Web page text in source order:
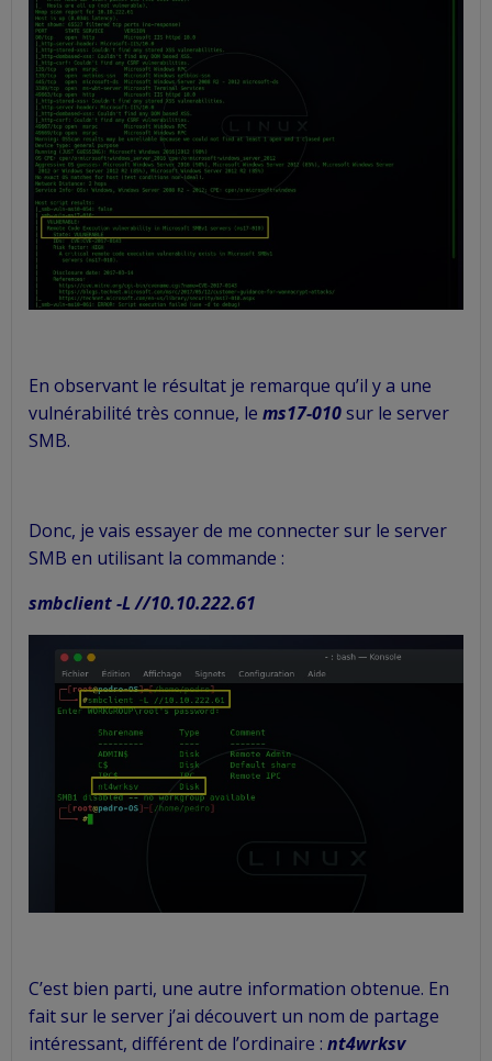
En observant le résultat je remarque qu’il y a une
vulnérabilité très connue, le ms17-010sur le server
SMB.
Donc, je vais essayer de me connecter sur le server
SMB en utilisant la commande :
smbclient -L //10.10.222.61
C’est bien parti, une autre information obtenue. En
fait sur le server j’ai découvert un nom de partage
intéressant, différent de l’ordinaire : nt4wrksv